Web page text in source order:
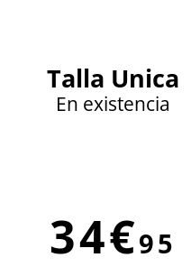
Talla Unica
En existencia
34€95